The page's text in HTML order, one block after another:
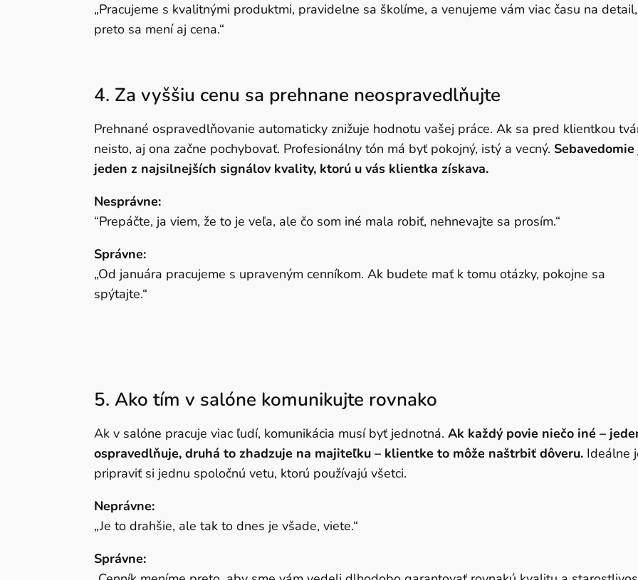
„Pracujeme s kvalitnými produktmi, pravidelne sa školíme, a venujeme vám viac času na detail,
preto sa mení aj cena.“
4. Za vyššiu cenu sa prehnane neospravedlňujte
Prehnané ospravedlňovanie automaticky znižuje hodnotu vašej práce. Ak sa pred klientkou
neisto, aj ona začne pochybovať. Profesionálny tón má byť pokojný, istý a vecný. Sebavedomie
jeden z najsilnejších signálov kvality, ktorú u vás klientka získava.
Nesprávne:
“Prepáčte, ja viem, že to je veľa, ale čo som iné mala robiť, nehnevajte sa prosím.“
Správne:
„Od januára pracujeme s upraveným cenníkom. Ak budete mať k tomu otázky, pokojne sa
spýtajte.“
5. Ako tím v salóne komunikujte rovnako
Ak v salóne pracuje viac ľudí, komunikácia musí byť jednotná. Ak každý povie niečo iné –
ospravedlňuje, druhá to zhadzuje na majiteľku – klientke to môže naštrbiť dôveru. Ideálne
pripraviť si jednu spoločnú vetu, ktorú používajú všetci.
Neprávne:
„Je to drahšie, ale tak to dnes je všade, viete.“
Správne: